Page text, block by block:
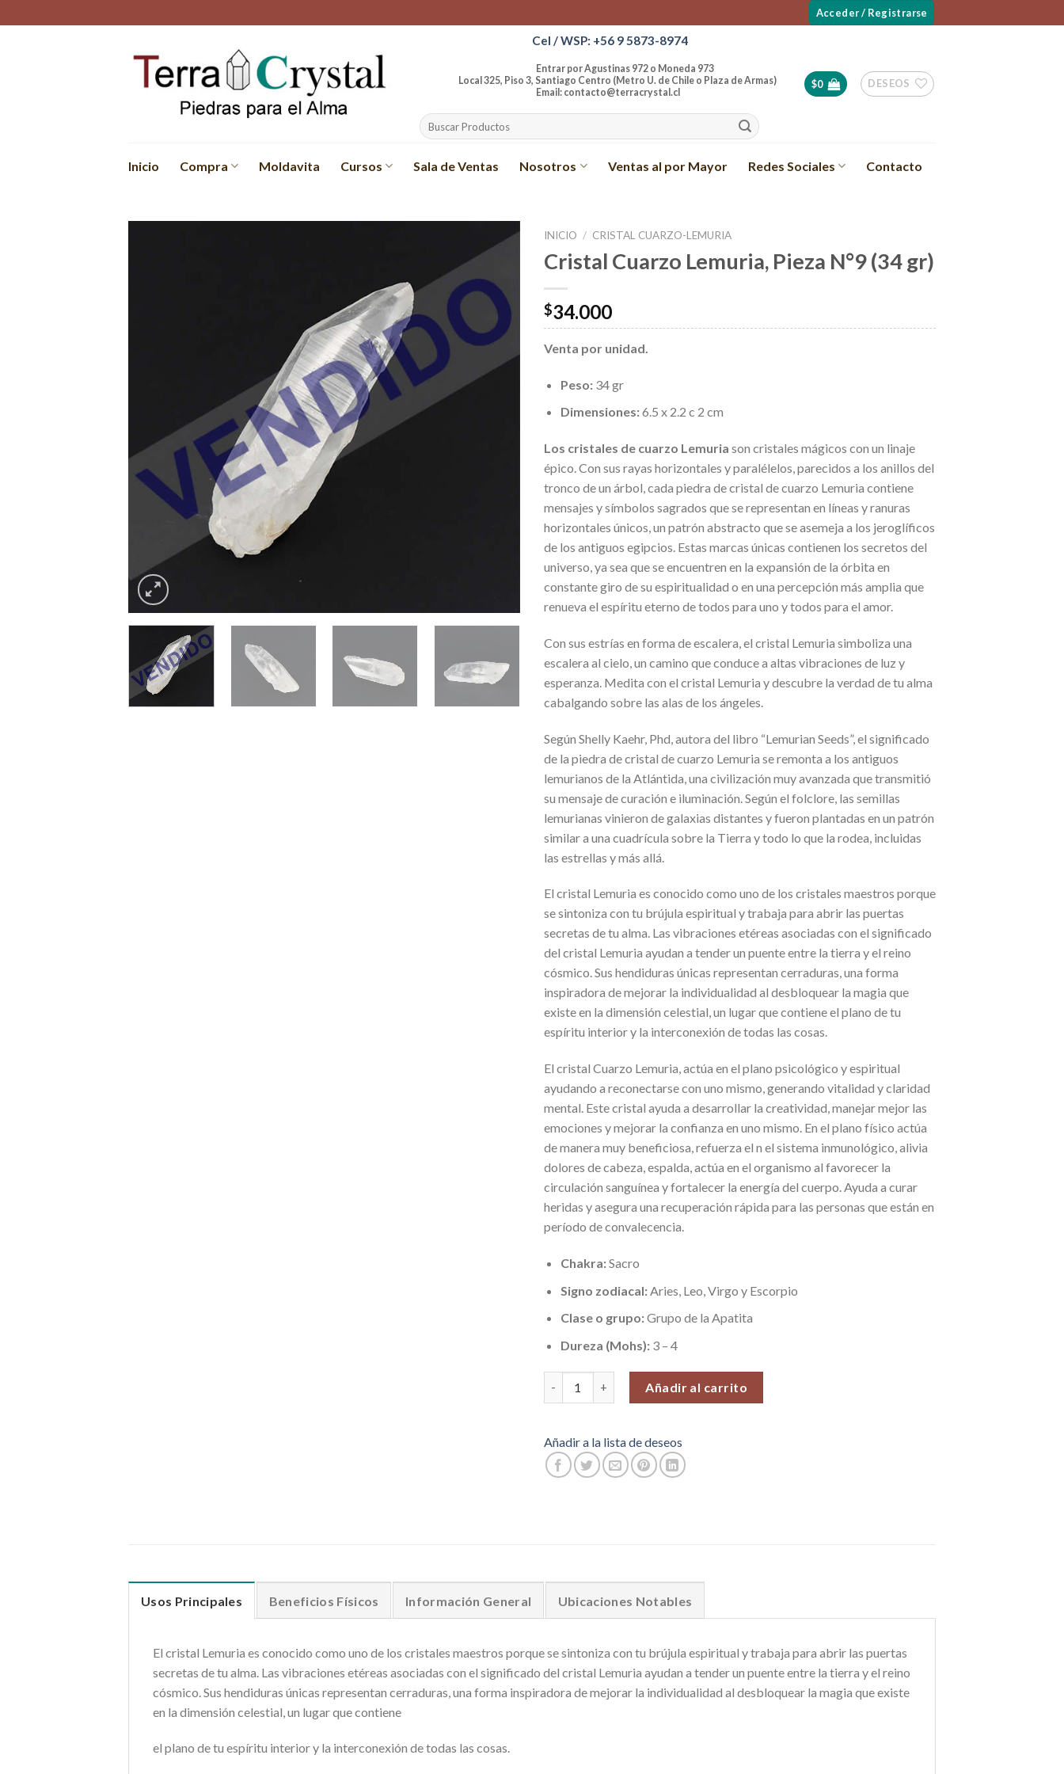
to
Acceder / Registrarse
Cel / WSP: +56 9 5873-8974
Entrar por Agustinas 972 o Moneda 973
Local 325, Piso 3, Santiago Centro (Metro U. de Chile o Plaza de Armas)
Email: contacto@terracrystal.cl
Buscar
por:
$0 DESEOS
Inicio Compra Moldavita Cursos Sala de Ventas Nosotros Ventas al por Mayor Redes Sociales Contacto
a la
lista de
INICIO / CRISTAL CUARZO-LEMURIA
Cristal Cuarzo Lemuria, Pieza N°9 (34 gr)
$34.000
Venta por unidad.
Peso: 34 gr
Dimensiones:6.5 x 2.2 c 2 cm
Los cristales de cuarzo Lemuria son cristales mágicos con un linaje
épico. Con sus rayas horizontales y paralélelos, parecidos a los anillos del
tronco de un árbol, cada piedra de cristal de cuarzo Lemuria contiene
mensajes y símbolos sagrados que se representan en líneas y ranuras
horizontales únicos, un patrón abstracto que se asemeja a los jeroglíficos
de los antiguos egipcios. Estas marcas únicas contienen los secretos del
universo, ya sea que se encuentren en la expansión de la órbita en
constante giro de su espiritualidad o en una percepción más amplia que
renueva el espíritu eterno de todos para uno y todos para el amor.
Con sus estrías en forma de escalera, el cristal Lemuria simboliza una
escalera al cielo, un camino que conduce a altas vibraciones de luz y
esperanza. Medita con el cristal Lemuria y descubre la verdad de tu alma
cabalgando sobre las alas de los ángeles.
Según Shelly Kaehr, Phd, autora del libro “Lemurian Seeds”, el significado
de la piedra de cristal de cuarzo Lemuria se remonta a los antiguos
lemurianos de la Atlántida, una civilización muy avanzada que transmitió
su mensaje de curación e iluminación. Según el folclore, las semillas
lemurianas vinieron de galaxias distantes y fueron plantadas en un patrón
similar a una cuadrícula sobre la Tierra y todo lo que la rodea, incluidas
las estrellas y más allá.
El cristal Lemuria es conocido como uno de los cristales maestros porque
se sintoniza con tu brújula espiritual y trabaja para abrir las puertas
secretas de tu alma. Las vibraciones etéreas asociadas con el significado
del cristal Lemuria ayudan a tender un puente entre la tierra y el reino
cósmico. Sus hendiduras únicas representan cerraduras, una forma
inspiradora de mejorar la individualidad al desbloquear la magia que
existe en la dimensión celestial, un lugar que contiene el plano de tu
espíritu interior y la interconexión de todas las cosas.
El cristal Cuarzo Lemuria, actúa en el plano psicológico y espiritual
ayudando a reconectarse con uno mismo, generando vitalidad y claridad
mental. Este cristal ayuda a desarrollar la creatividad, manejar mejor las
emociones y mejorar la confianza en uno mismo. En el plano físico actúa
de manera muy beneficiosa, refuerza el n el sistema inmunológico, alivia
dolores de cabeza, espalda, actúa en el organismo al favorecer la
circulación sanguínea y fortalecer la energía del cuerpo. Ayuda a curar
heridas y asegura una recuperación rápida para las personas que están en
período de convalecencia.
Chakra:Sacro
Signo zodiacal: Aries, Leo, Virgo y Escorpio
Clase o grupo:Grupo de la Apatita
Dureza (Mohs): 3 – 4
Añadir al carrito
Añadir a la lista de deseos
Usos Principales Beneficios Físicos Información General Ubicaciones Notables
El cristal Lemuria es conocido como uno de los cristales maestros porque se sintoniza con tu brújula espiritual y trabaja para abrir las puertas
secretas de tu alma. Las vibraciones etéreas asociadas con el significado del cristal Lemuria ayudan a tender un puente entre la tierra y el reino
cósmico. Sus hendiduras únicas representan cerraduras, una forma inspiradora de mejorar la individualidad al desbloquear la magia que existe
en la dimensión celestial, un lugar que contiene
el plano de tu espíritu interior y la interconexión de todas las cosas.